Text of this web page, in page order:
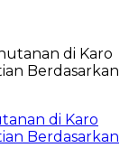
di Karo
Berdasarkan